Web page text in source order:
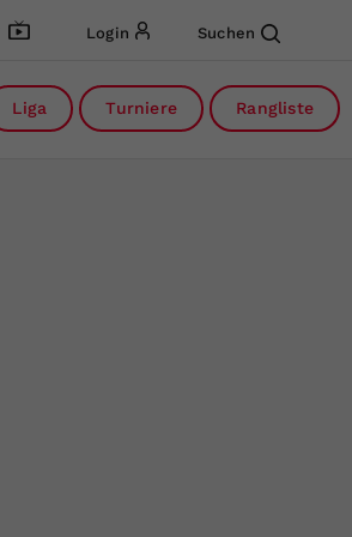
Login Suchen
Liga Turniere Rangliste